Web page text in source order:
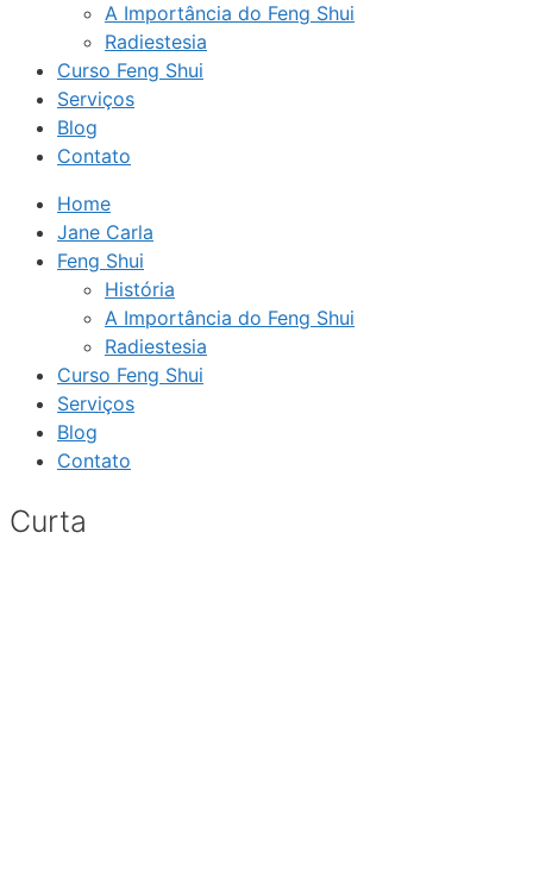
A Importância do Feng Shui
Radiestesia
Curso Feng Shui
Serviços
Blog
Contato
Home
Jane Carla
Feng Shui
História
A Importância do Feng Shui
Radiestesia
Curso Feng Shui
Serviços
Blog
Contato
Curta